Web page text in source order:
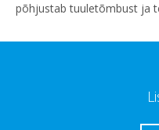
põhjustab tuuletõmbust ja